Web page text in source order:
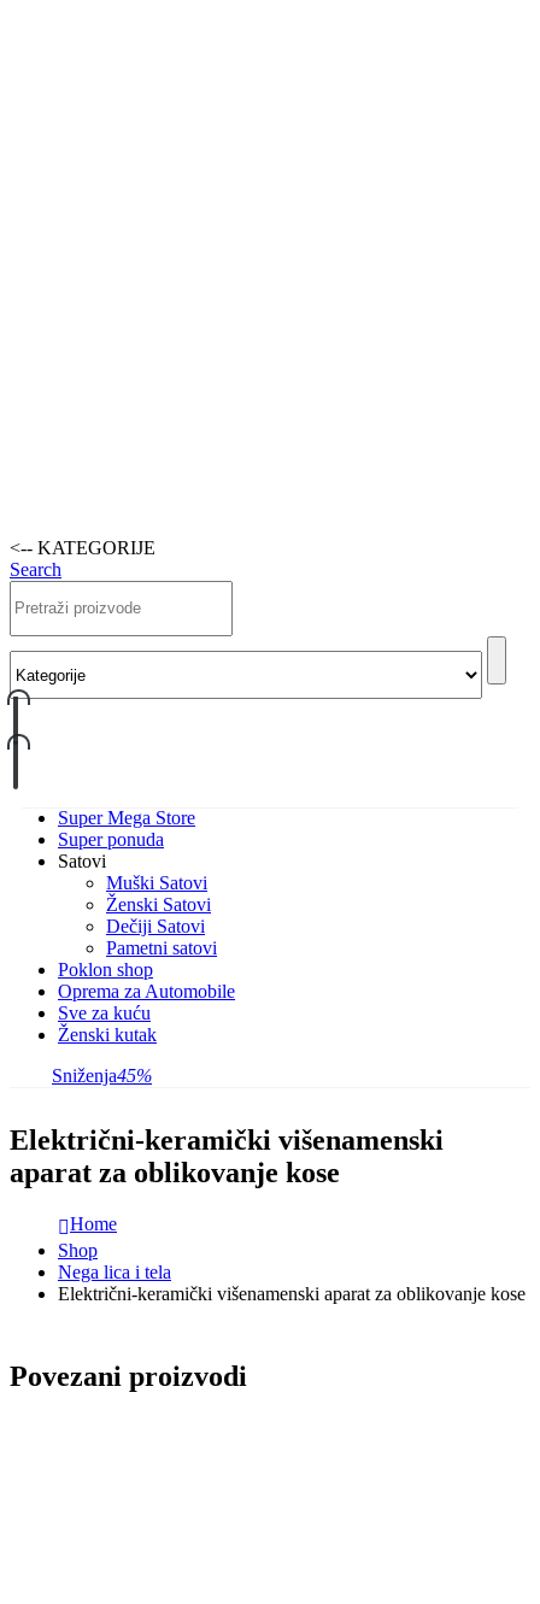
<-- KATEGORIJE
Search
Super Mega Store
Super ponuda
Satovi
Muški Satovi
Ženski Satovi
Dečiji Satovi
Pametni satovi
Poklon shop
Oprema za Automobile
Sve za kuću
Ženski kutak
Sniženja45%
Električni-keramički višenamenski
aparat za oblikovanje kose
Home
Shop
Nega lica i tela
Električni-keramički višenamenski aparat za oblikovanje kose
Povezani proizvodi